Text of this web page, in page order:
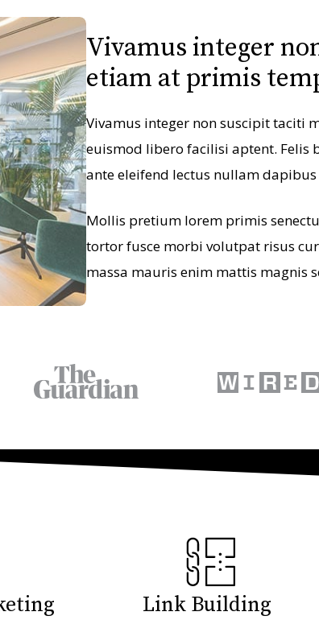
Vivamus integer
etiam at primis
Vivamus integer non suscipit taciti
euismod libero facilisi aptent. Felis
ante eleifend lectus nullam
Mollis pretium lorem primis
tortor fusce morbi volutpat risus
massa mauris enim mattis magnis
Link Building